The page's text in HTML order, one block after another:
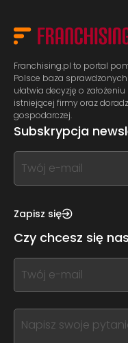
Franchising.pl to portal
Polsce baza
ułatwia decyzję o
istniejącej firmy oraz
gospodarczej.
Subskrypcja
If
you
this,
this
form
field
blank
Zapisz się
Czy chcesz się
If
you
this,
leave